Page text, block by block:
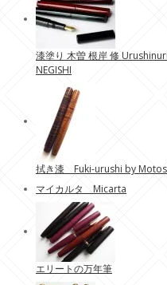
漆塗り 木曽 根岸 修 Urushinuri
NEGISHI
拭き漆 Fuki-urushi by
マイカルタ Micarta
エリートの万年筆